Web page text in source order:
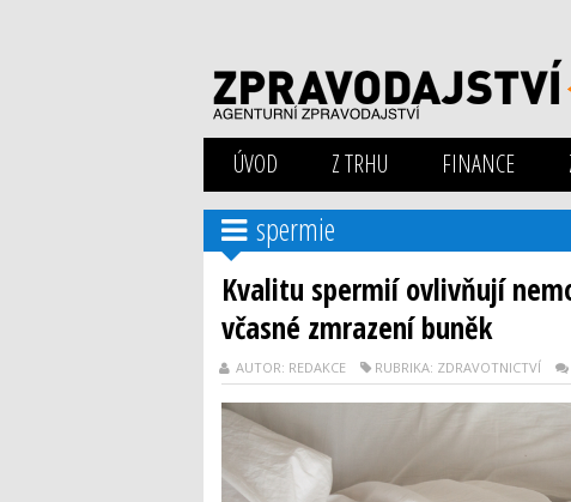
ÚVOD Z TRHU FINANCE
spermie
Kvalitu spermií ovlivňují
včasné zmrazení buněk
AUTOR: REDAKCE RUBRIKA: ZDRAVOTNICTVÍ